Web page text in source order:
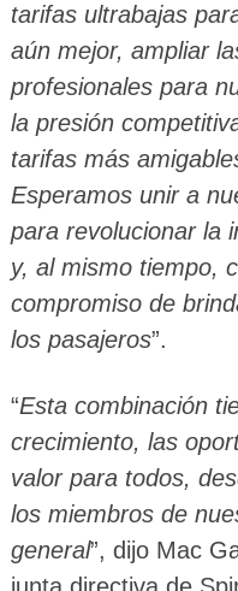
tarifas ultrabajas
aún mejor, ampliar
profesionales para
la presión
tarifas más
Esperamos unir a
para revolucionar la
y, al mismo tiempo,
compromiso de
los pasajeros”.
“Esta combinación
crecimiento, las
valor para todos,
los miembros de
general”, dijo Mac